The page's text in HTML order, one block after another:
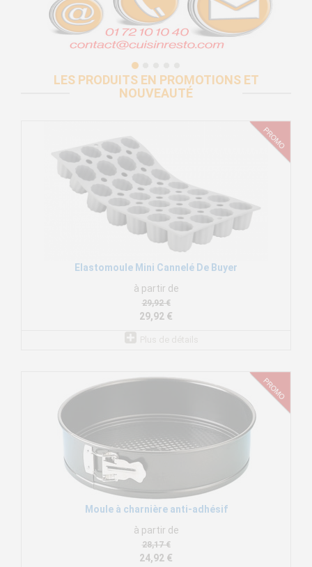
LES PRODUITS EN PROMOTIONS ET
NOUVEAUTÉ
Elastomoule Mini Cannelé De Buyer
à partir de
29,92 €
29,92 €
Moule à charnière anti-adhésif
à partir de
28,17 €
24,92 €